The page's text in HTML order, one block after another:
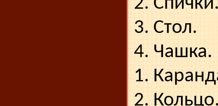
3. Стол.
4. Чашка.
1.
2.